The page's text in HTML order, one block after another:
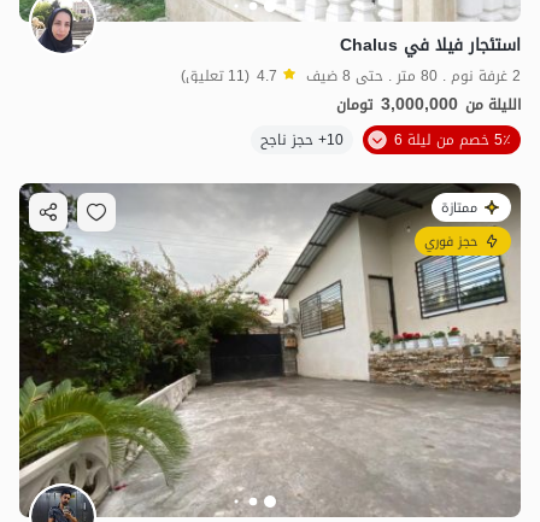
استئجار فيلا في Chalus
2 غرفة نوم . 80 متر . حتى 8 ضيف 4.7 (11 تعليق)
الليلة من 3,000,000 تومان
5٪ خصم من ليلة 6
10+ حجز ناجح
ممتازة
حجز فوري